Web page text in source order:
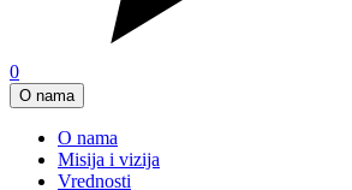
0
O nama
O nama
Misija i vizija
Vrednosti